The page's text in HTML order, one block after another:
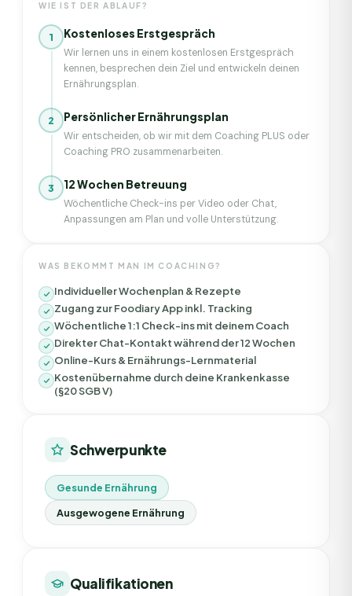
WIE IST DER ABLAUF?
1 Kostenloses Erstgespräch
Wir lernen uns in einem kostenlosen Erstgespräch
kennen, besprechen dein Ziel und entwickeln deinen
Ernährungsplan.
2 Persönlicher Ernährungsplan
Wir entscheiden, ob wir mit dem Coaching PLUS oder
Coaching PRO zusammenarbeiten.
3 12 Wochen Betreuung
Wöchentliche Check-ins per Video oder Chat,
Anpassungen am Plan und volle Unterstützung.
WAS BEKOMMT MAN IM COACHING?
Individueller Wochenplan & Rezepte
Zugang zur Foodiary App inkl. Tracking
Wöchentliche 1:1 Check-ins mit deinem Coach
Direkter Chat-Kontakt während der 12 Wochen
Online-Kurs & Ernährungs-Lernmaterial
Kostenübernahme durch deine Krankenkasse
(§20 SGB V)
Schwerpunkte
Gesunde Ernährung
Ausgewogene Ernährung
Qualifikationen